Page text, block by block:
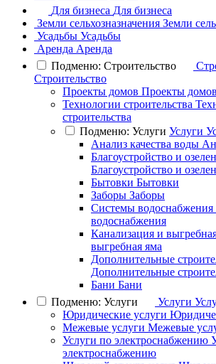
Для бизнеса Для бизнеса
Земли сельхозназначения Земли
Усадьбы Усадьбы
Аренда Аренда
Подменю: Строительство
Строительство
Проекты домов Проекты домов
Технологии строительства
строительства
Подменю: Услуги Услуги
Анализ качества воды
Благоустройство и
Благоустройство и
Бытовки Бытовки
Заборы Заборы
Системы водоснабжения
водоснабжения
Канализация и
выгребная яма
Дополнительные
Дополнительные
Бани Бани
Подменю: Услуги
Услуги
Юридические услуги
Межевые услуги Межевые
Услуги по электроснабжению
электроснабжению